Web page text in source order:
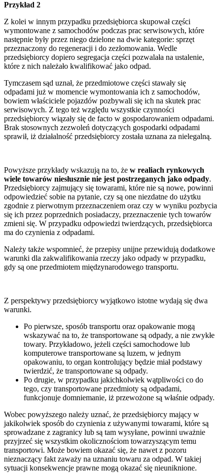
Przykład 2
Z kolei w innym przypadku przedsiębiorca skupował części
wymontowane z samochodów podczas prac serwisowych, które
następnie były przez niego dzielone na dwie kategorie: sprzęt
przeznaczony do regeneracji i do zezłomowania. Wedle
przedsiębiorcy dopiero segregacja części pozwalała na ustalenie,
które z nich należało kwalifikować jako odpad.
Tymczasem sąd uznał, że przedmiotowe części stawały się
odpadami już w momencie wymontowania ich z samochodów,
bowiem właściciele pojazdów pozbywali się ich na skutek prac
serwisowych. Z tego też względu wszystkie czynności
przedsiębiorcy wiązały się de facto w gospodarowaniem odpadami.
Brak stosownych zezwoleń dotyczących gospodarki odpadami
sprawił, iż działalność przedsiębiorcy została uznana za nielegalną.
Powyższe przykłady wskazują na to, że w realiach rynkowych
wiele towarów niesłusznie nie jest postrzeganych jako odpady.
Przedsiębiorcy zajmujący się towarami, które nie są nowe, powinni
odpowiedzieć sobie na pytanie, czy są one niezdatne do użytku
zgodnie z pierwotnym przeznaczeniem oraz czy w wyniku pozbycia
się ich przez poprzednich posiadaczy, przeznaczenie tych towarów
zmieni się. W przypadku odpowiedzi twierdzących, przedsiębiorca
ma do czynienia z odpadami.
Należy także wspomnieć, że przepisy unijne przewidują dodatkowe
warunki dla zakwalifikowania rzeczy jako odpady w przypadku,
gdy są one przedmiotem międzynarodowego transportu.
Z perspektywy przedsiębiorcy wyjątkowo istotne wydają się dwa
warunki.
Po pierwsze, sposób transportu oraz opakowanie mogą
wskazywać na to, że transportowane są odpady, a nie zwykłe
towary. Przykładowo, jeżeli części samochodowe lub
komputerowe transportowane są luzem, w jednym
opakowaniu, to organ kontrolujący będzie miał podstawy
twierdzić, że transportowane są odpady.
Po drugie, w przypadku jakichkolwiek wątpliwości co do
tego, czy transportowane przedmioty są odpadami,
funkcjonuje domniemanie, iż przewożone są właśnie odpady.
Wobec powyższego należy uznać, że przedsiębiorcy mający w
jakikolwiek sposób do czynienia z używanymi towarami, które są
sprowadzane z zagranicy lub są tam wysyłane, powinni uważnie
przyjrzeć się wszystkim okolicznościom towarzyszącym temu
transportowi. Może bowiem okazać się, że nawet z pozoru
nieznaczący fakt zaważy na uznaniu towaru za odpad. W takiej
sytuacji konsekwencje prawne mogą okazać się nieuniknione.